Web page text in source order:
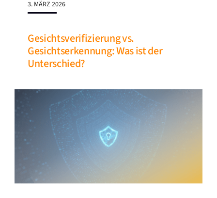
3. MÄRZ 2026
Gesichtsverifizierung vs.
Gesichtserkennung: Was ist der
Unterschied?